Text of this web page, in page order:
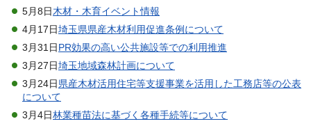
5月8日木材・木育イベント情報
4月17日埼玉県県産木材利用促進条例について
3月31日PR効果の高い公共施設等での利用推進
3月27日埼玉地域森林計画について
3月24日県産木材活用住宅等支援事業を活用した工務店等の公表
について
3月4日林業種苗法に基づく各種手続等について